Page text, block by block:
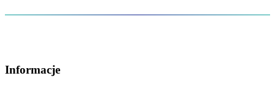
Informacje